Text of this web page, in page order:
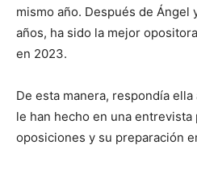
mismo año. Después de Ángel
años, ha sido la mejor
en 2023.
De esta manera, respondía
le han hecho en una
oposiciones y su preparación